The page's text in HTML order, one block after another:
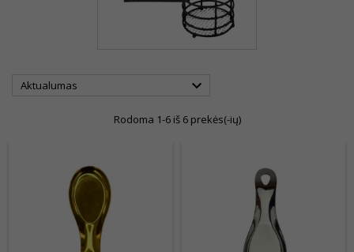
Aktualumas 
Rodoma 1-6 iš 6 prekės(-ių)